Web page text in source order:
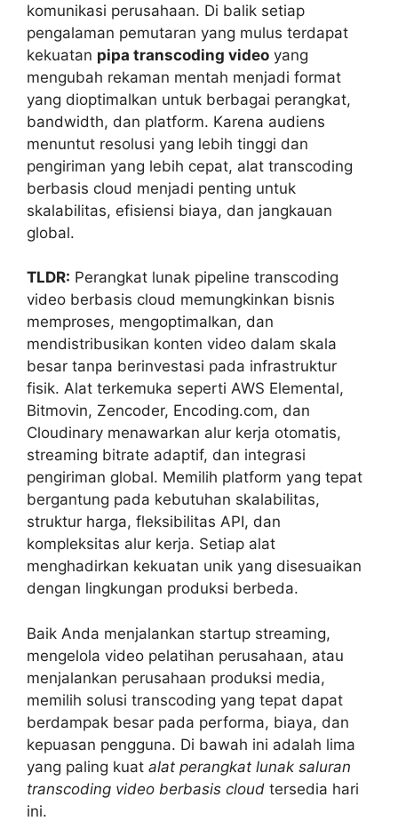
komunikasi perusahaan. Di balik setiap
pengalaman pemutaran yang mulus terdapat
kekuatan pipa transcoding video yang
mengubah rekaman mentah menjadi format
yang dioptimalkan untuk berbagai perangkat,
bandwidth, dan platform. Karena audiens
menuntut resolusi yang lebih tinggi dan
pengiriman yang lebih cepat, alat transcoding
berbasis cloud menjadi penting untuk
skalabilitas, efisiensi biaya, dan jangkauan
global.
TLDR: Perangkat lunak pipeline transcoding
video berbasis cloud memungkinkan bisnis
memproses, mengoptimalkan, dan
mendistribusikan konten video dalam skala
besar tanpa berinvestasi pada infrastruktur
fisik. Alat terkemuka seperti AWS Elemental,
Bitmovin, Zencoder, Encoding.com, dan
Cloudinary menawarkan alur kerja otomatis,
streaming bitrate adaptif, dan integrasi
pengiriman global. Memilih platform yang tepat
bergantung pada kebutuhan skalabilitas,
struktur harga, fleksibilitas API, dan
kompleksitas alur kerja. Setiap alat
menghadirkan kekuatan unik yang disesuaikan
dengan lingkungan produksi berbeda.
Baik Anda menjalankan startup streaming,
mengelola video pelatihan perusahaan, atau
menjalankan perusahaan produksi media,
memilih solusi transcoding yang tepat dapat
berdampak besar pada performa, biaya, dan
kepuasan pengguna. Di bawah ini adalah lima
yang paling kuat alat perangkat lunak saluran
transcoding video berbasis cloud tersedia hari
ini.